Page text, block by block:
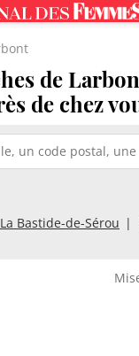
de
de chez
La Bastide-de-Sérou